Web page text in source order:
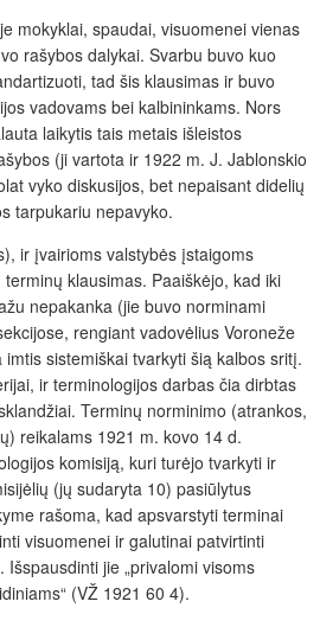
mokyklai, spaudai, visuomenei vienas
rašybos dalykai. Svarbu buvo kuo
tad šis klausimas ir buvo
vadovams bei kalbininkams. Nors
laikytis tais metais išleistos
(ji vartota ir 1922 m. J. Jablonskio
vyko diskusijos, bet nepaisant didelių
tarpukariu nepavyko.
ir įvairioms valstybės įstaigoms
klausimas. Paaiškėjo, kad iki
nepakanka (jie buvo norminami
rengiant vadovėlius Voroneže
sistemiškai tvarkyti šią kalbos sritį.
ir terminologijos darbas čia dirbtas
Terminų norminimo (atrankos,
reikalams 1921 m. kovo 14 d.
komisiją, kuri turėjo tvarkyti ir
(jų sudaryta 10) pasiūlytus
rašoma, kad apsvarstyti terminai
visuomenei ir galutinai patvirtinti
Išspausdinti jie „privalomi visoms
(VŽ 1921 60 4).